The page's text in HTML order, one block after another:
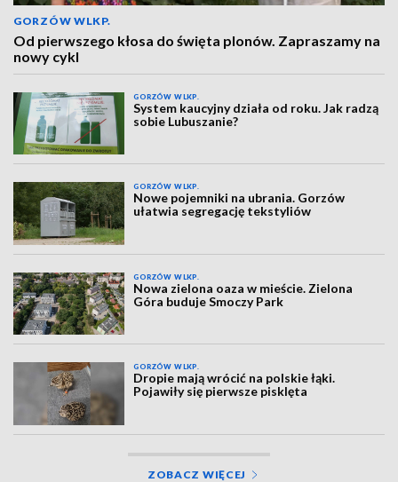
GORZÓW WLKP.
Od pierwszego kłosa do święta plonów. Zapraszamy na
nowy cykl
GORZÓW WLKP.
System kaucyjny działa od roku. Jak radzą
sobie Lubuszanie?
GORZÓW WLKP.
Nowe pojemniki na ubrania. Gorzów
ułatwia segregację tekstyliów
GORZÓW WLKP.
Nowa zielona oaza w mieście. Zielona
Góra buduje Smoczy Park
GORZÓW WLKP.
Dropie mają wrócić na polskie łąki.
Pojawiły się pierwsze pisklęta
ZOBACZ WIĘCEJ